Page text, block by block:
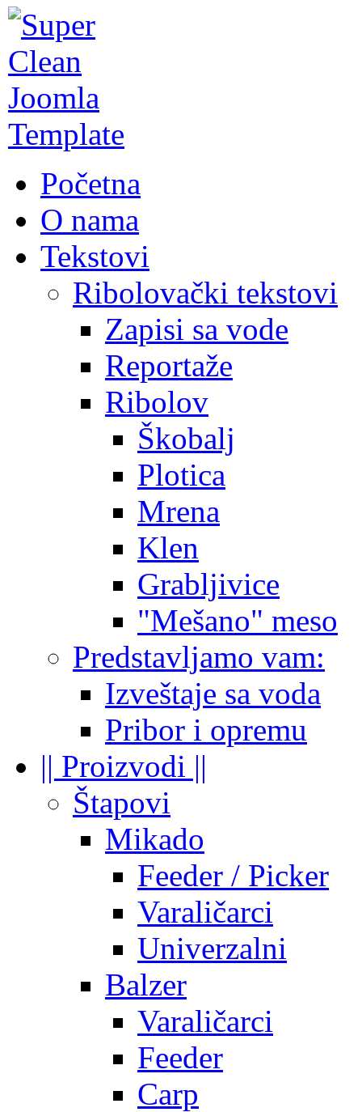
Početna
O nama
Tekstovi
Ribolovački tekstovi
Zapisi sa vode
Reportaže
Ribolov
Škobalj
Plotica
Mrena
Klen
Grabljivice
"Mešano" meso
Predstavljamo vam:
Izveštaje sa voda
Pribor i opremu
|| Proizvodi ||
Štapovi
Mikado
Feeder / Picker
Varaličarci
Univerzalni
Balzer
Varaličarci
Feeder
Carp